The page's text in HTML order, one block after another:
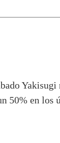
50% en